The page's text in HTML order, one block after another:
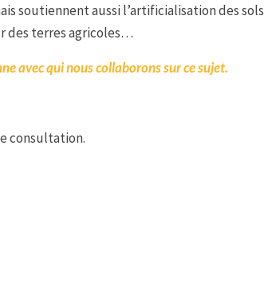
soutiennent aussi l’artificialisation des sols
des terres agricoles…
avec qui nous collaborons sur ce sujet.
consultation.